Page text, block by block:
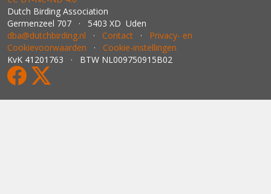
Dutch Birding Association
Germenzeel 707 · 5403 XD Uden
dba@dutchbirding.nl · Contact · Privacy- en
Cookievoorwaarden · Cookie-instellingen
KvK 41201763 · BTW NL009750915B02